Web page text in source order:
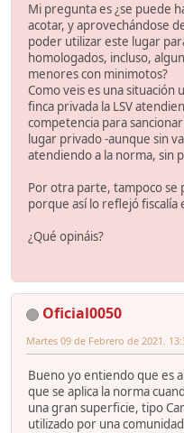
Mi pregunta es ¿se puede
acotar, y aprovechándose
poder utilizar este lugar
homologados, incluso,
menores con minimotos?
Como veis es una
finca privada la LSV
competencia para
lugar privado -aunque sin
atendiendo a la norma, sin
Por otra parte, tampoco se
porque así lo reflejó fiscalía
¿Qué opináis?
Oficial0050
Martes 09 de Febrero de 2021.
Bueno yo entiendo que es
que se aplica la norma
una gran superficie, tipo
utilizado por una